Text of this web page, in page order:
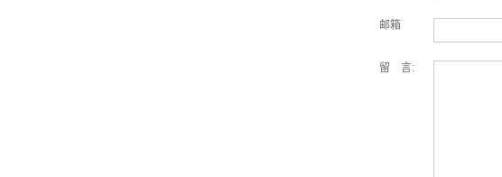
邮箱
留 言: